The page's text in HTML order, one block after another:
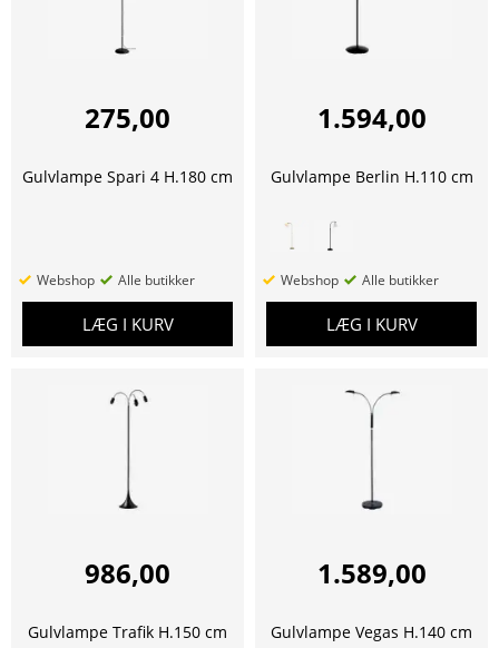
275,00
Gulvlampe Spari 4 H.180 cm
Webshop Alle butikker
LÆG I KURV
1.594,00
Gulvlampe Berlin H.110 cm
Webshop Alle butikker
LÆG I KURV
986,00
Gulvlampe Trafik H.150 cm
1.589,00
Gulvlampe Vegas H.140 cm